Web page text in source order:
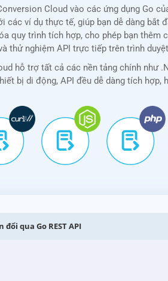
Cloud vào các ứng dụng Go
các ví dụ thực tế, giúp bạn dễ dàng bắt
quy trình tích hợp, cho phép bạn
thử nghiệm API trực tiếp trên trình
hỗ trợ tất cả các nền tảng chính như
bị di động, API đều dễ dàng tích
đổi qua Go REST API